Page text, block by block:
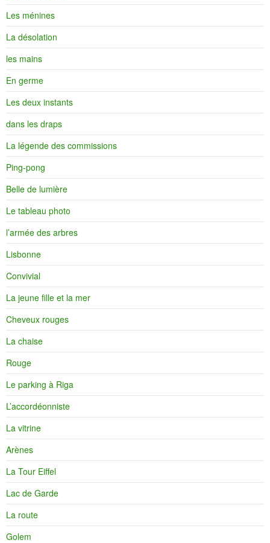
Les ménines
La désolation
les mains
En germe
Les deux instants
dans les draps
La légende des commissions
Ping-pong
Belle de lumière
Le tableau photo
l’armée des arbres
Lisbonne
Convivial
La jeune fille et la mer
Cheveux rouges
La chaise
Rouge
Le parking à Riga
L’accordéonniste
La vitrine
Arènes
La Tour Eiffel
Lac de Garde
La route
Golem